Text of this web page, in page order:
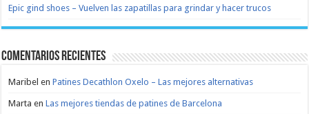
Epic gind shoes – Vuelven las zapatillas para grindar y hacer trucos
Comentarios recientes
Maribel enPatines Decathlon Oxelo – Las mejores alternativas
Marta enLas mejores tiendas de patines de Barcelona